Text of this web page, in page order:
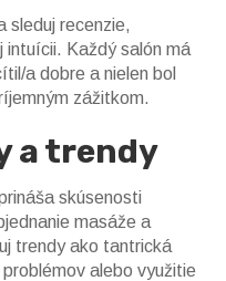
sleduj recenzie,
intuícii. Každý salón má
a dobre a nielen bol
zážitkom.
a trendy
skúsenosti
masáže a
trendy ako tantrická
alebo využitie